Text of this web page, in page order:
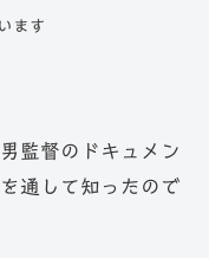
ます
監督のドキュメン
通して知ったので